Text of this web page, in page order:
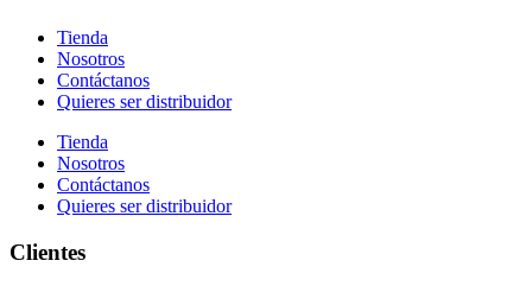
Tienda
Nosotros
Contáctanos
Quieres ser distribuidor
Tienda
Nosotros
Contáctanos
Quieres ser distribuidor
Clientes